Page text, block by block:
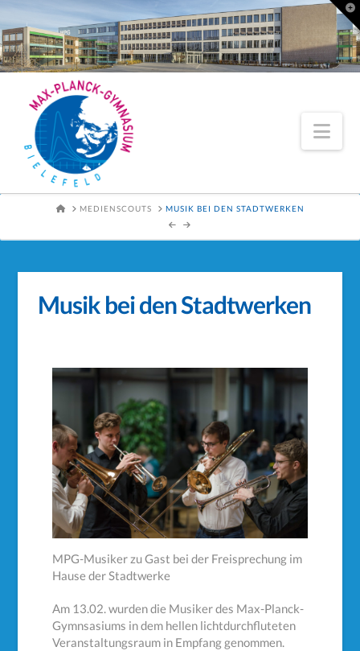
HOMEMEDIENSCOUTS MUSIK BEI DEN STADTWERKEN
Musik bei den Stadtwerken
MPG-Musiker zu Gast bei der Freisprechung im
Hause der Stadtwerke
Am 13.02. wurden die Musiker des Max-Planck-
Gymnsasiums in dem hellen lichtdurchfluteten
Veranstaltungsraum in Empfang genommen.